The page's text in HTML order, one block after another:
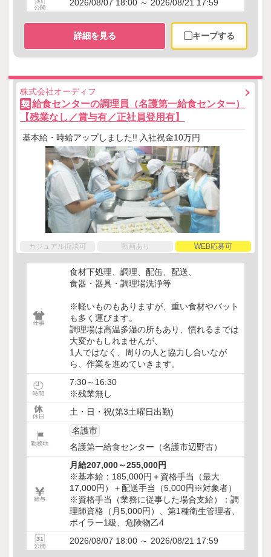
2026/08/07 18:00 ～ 2026/08/21 17:59
詳細を見る キープする
株式会社オーディフ
契 給食センターの調理員（名護第一給食センター）
【残業なし／賞与有／正社員登用有】
基本給・時給アップしました!! 入社祝金10万円
カジュアル面談可 動画あり WEB応募可
食材下処理、調理、配缶、配送、
食器・器具・調理場洗浄等
※軽いものもありますが、重い食材やバット
も多く運びます。
調理場は高温多湿の所もあり、慣れるまでは
大変かもしれませんが、
1人ではなく、周りの人と協力し合いなが
ら、作業を進めていきます。
7:30～16:30
※残業無し
土・日・祝(第3土曜日出勤)
名護市
名護第一給食センター（名護市辺野古）
月給207,000～255,000円
※基本給：185,000円＋資格手当（最大
17,000円）＋配送手当（5,000円※対象者）
※資格手当（業務に従事した場合支給）：調
理師資格（月5,000円）、第1種衛生管理者、
ボイラー1級、危険物乙4
2026/08/07 18:00 ～ 2026/08/21 17:59